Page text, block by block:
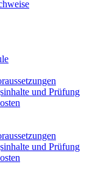
und Prüfung
und Prüfung